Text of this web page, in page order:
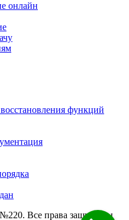
онлайн
функций
Все права защищены